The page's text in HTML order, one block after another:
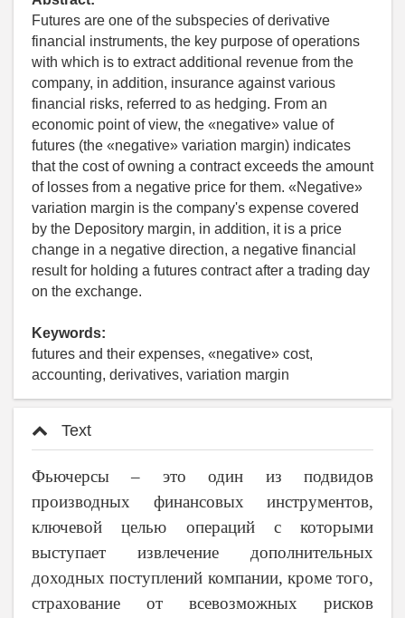
Futures are one of the subspecies of derivative
financial instruments, the key purpose of operations
with which is to extract additional revenue from the
company, in addition, insurance against various
financial risks, referred to as hedging. From an
economic point of view, the «negative» value of
futures (the «negative» variation margin) indicates
that the cost of owning a contract exceeds the amount
of losses from a negative price for them. «Negative»
variation margin is the company's expense covered
by the Depository margin, in addition, it is a price
change in a negative direction, a negative financial
result for holding a futures contract after a trading day
on the exchange.
Keywords:
futures and their expenses, «negative» cost,
accounting, derivatives, variation margin
Text
Фьючерсы – это один из подвидов
производных финансовых инструментов,
ключевой целью операций с которыми
выступает извлечение дополнительных
доходных поступлений компании, кроме того,
страхование от всевозможных рисков